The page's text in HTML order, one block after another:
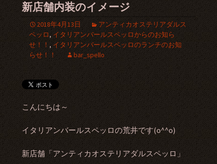
新店舗内装のイメージ
2018年4月13日
アンティカオステリアダルス
ペッロ, イタリアンバールスペッロからのお知ら
せ！！ ,イタリアンバールスペッロのランチのお知
らせ！！
bar_spello
こんにちは～
イタリアンバールスペッロの荒井です(o^^o)
新店舗「アンティカオステリアダルスペッロ」